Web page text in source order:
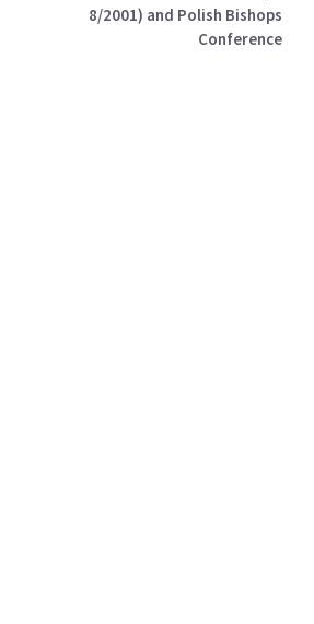
8/2001) and Polish Bishops
Conference